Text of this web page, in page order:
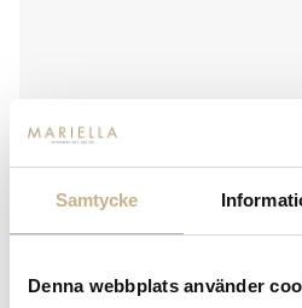
Samtycke
Denna webbplats använder
OPÉRA INCENSE